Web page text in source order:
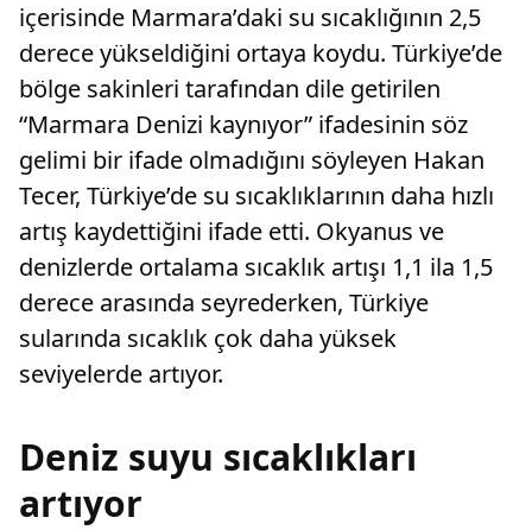
içerisinde Marmara’daki su sıcaklığının 2,5
derece yükseldiğini ortaya koydu. Türkiye’de
bölge sakinleri tarafından dile getirilen
“Marmara Denizi kaynıyor” ifadesinin söz
gelimi bir ifade olmadığını söyleyen Hakan
Tecer, Türkiye’de su sıcaklıklarının daha hızlı
artış kaydettiğini ifade etti. Okyanus ve
denizlerde ortalama sıcaklık artışı 1,1 ila 1,5
derece arasında seyrederken, Türkiye
sularında sıcaklık çok daha yüksek
seviyelerde artıyor.
Deniz suyu sıcaklıkları
artıyor